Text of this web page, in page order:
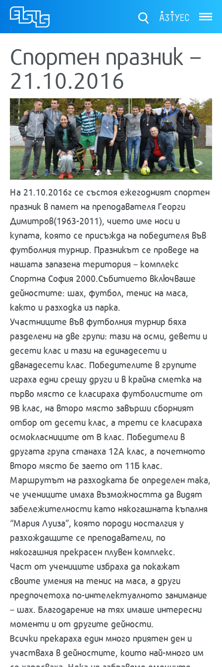
Спортен празник –
21.10.2016
На 21.10.2016г се състоя ежегодният спортен
празник в памет на преподавателя Георги
Димитров(1963-2011), чието име носи и
купата, която се присъжда на победителя във
футболния турнир. Празникът се проведе на
нашата запазена територия – комплекс
Спортна София 2000.Събитието включваше
дейностите: шах, футбол, тенис на маса,
както и разходка из парка.
Участниците във футболния турнир бяха
разделени на две групи: тази на осми, девети и
десети клас и тази на единадесети и
дванадесети клас. Победителите в групите
играха едни срещу други и в крайна сметка на
първо място се класираха футболистите от
9В клас, на второ място завърши сборният
отбор от десети клас, а трети се класираха
осмокласниците от В клас. Победители в
другата група станаха 12А клас, а почетното
второ място бе заето от 11Б клас.
Маршрутът на разходката бе определен така,
че учениците имаха възможността да видят
забележителности като някогашната къпалня
“Мария Луиза”, която породи носталгия у
разхождащите се преподаватели, по
някогашния прекрасен плувен комплекс.
Част от учениците избраха да покажат
своите умения на тенис на маса, а други
предпочетоха по-интелектуалното занимание
– шах. Благодарение на тях имаше интересни
моменти и от другите дейности.
Всички прекараха един много приятен ден и
участваха в дейностите, които най-много им